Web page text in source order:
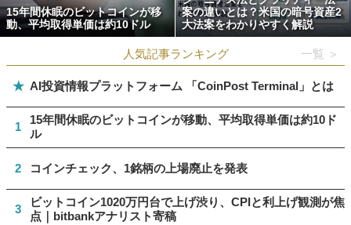
15年間休眠のビットコインが移
動、平均取得単価は約10ドル
案の違いとは？米国の暗号資産2
大法案をわかりやすく解説
人気記事ランキング 一覧 ＞
★ AI投資情報プラットフォーム 「CoinPost Terminal」とは
1
15年間休眠のビットコインが移動、平均取得単価は約10ド
ル
2 コインチェック、1銘柄の上場廃止を発表
3
ビットコイン1020万円台で上げ渋り、CPIと利上げ観測が焦
点｜bitbankアナリスト寄稿